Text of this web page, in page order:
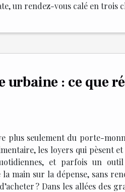
un rendez-vous calé en trois
urbaine : ce que
plus seulement du porte-
les loyers qui pèsent
et parfois un outil
main sur la dépense, sans
? Dans les allées des